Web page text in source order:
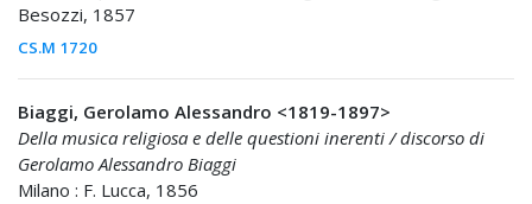
Besozzi, 1857
CS.M 1720
Biaggi, Gerolamo Alessandro <1819-1897>
Della musica religiosa e delle questioni inerenti / discorso di
Gerolamo Alessandro Biaggi
Milano : F. Lucca, 1856